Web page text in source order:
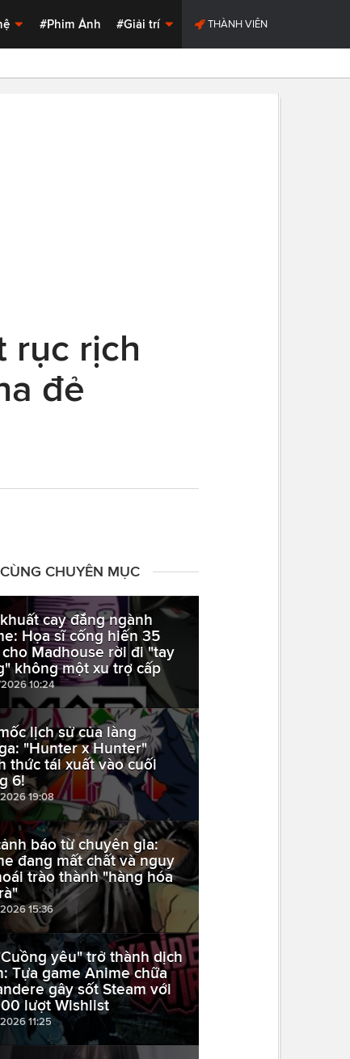
#Phim Ảnh #Giải trí THÀNH VIÊN
rục rịch
đẻ
CHUYÊN MỤC
cay đắng ngành
Họa sĩ cống hiến 35
cho Madhouse rời đi "tay
không một xu trợ cấp
10:24
lịch sử của làng
"Hunter x Hunter"
thức tái xuất vào cuối
6!
19:08
báo từ chuyên gia:
đang mất chất và nguy
trào thành "hàng hóa
15:36
yêu" trở thành dịch
Tựa game Anime chữa
gây sốt Steam với
lượt Wishlist
11:25